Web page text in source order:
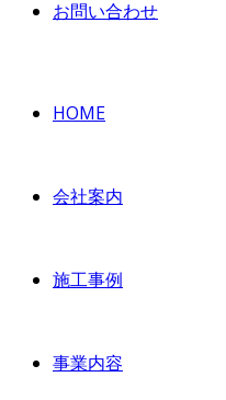
お問い合わせ
HOME
会社案内
施工事例
事業内容